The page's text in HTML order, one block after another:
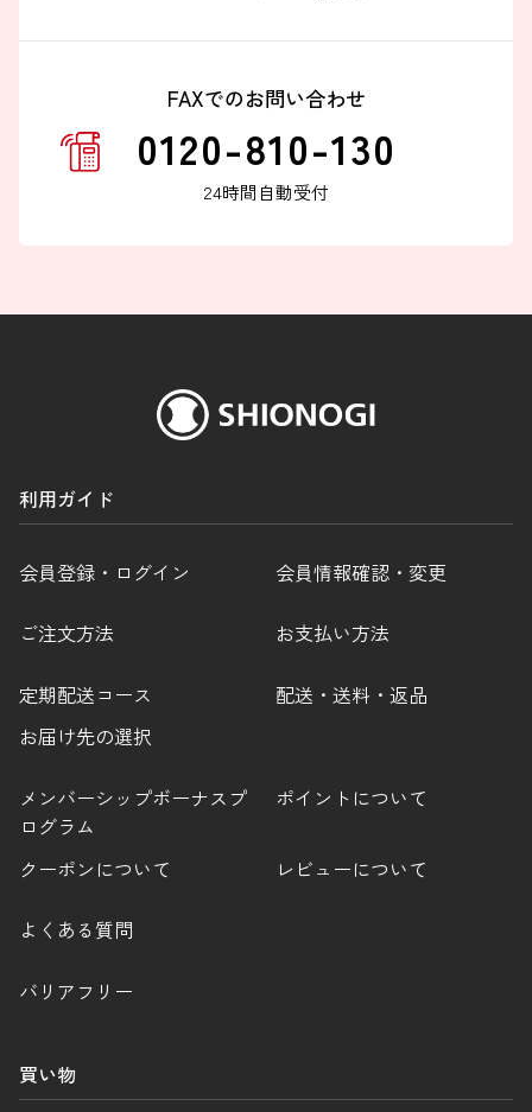
FAXでのお問い合わせ
0120-810-130
24時間自動受付
利用ガイド
会員登録・ログイン 会員情報確認・変更
ご注文方法 お支払い方法
定期配送コース
配送・送料・返品
お届け先の選択
メンバーシップボーナスプ
ログラム
ポイントについて
クーポンについて レビューについて
よくある質問
バリアフリー
買い物